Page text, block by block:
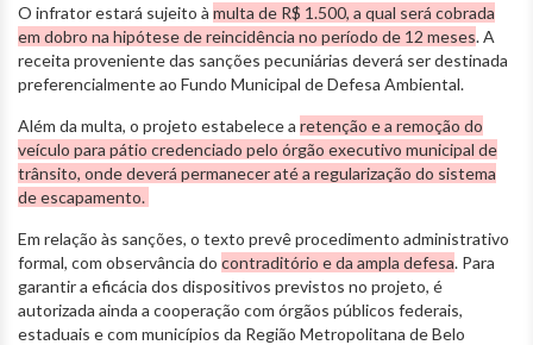
O infrator estará sujeito à multa de R$ 1.500, a qual será cobrada
em dobro na hipótese de reincidência no período de 12 meses. A
receita proveniente das sanções pecuniárias deverá ser destinada
preferencialmente ao Fundo Municipal de Defesa Ambiental.
Além da multa, o projeto estabelece a retenção e a remoção do
veículo para pátio credenciado pelo órgão executivo municipal de
trânsito, onde deverá permanecer até a regularização do sistema
de escapamento.
Em relação às sanções, o texto prevê procedimento administrativo
formal, com observância do contraditório e da ampla defesa. Para
garantir a eficácia dos dispositivos previstos no projeto, é
autorizada ainda a cooperação com órgãos públicos federais,
estaduais e com municípios da Região Metropolitana de Belo